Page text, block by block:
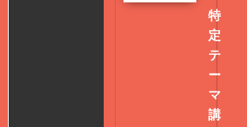
特
定
テ
ー
マ
講